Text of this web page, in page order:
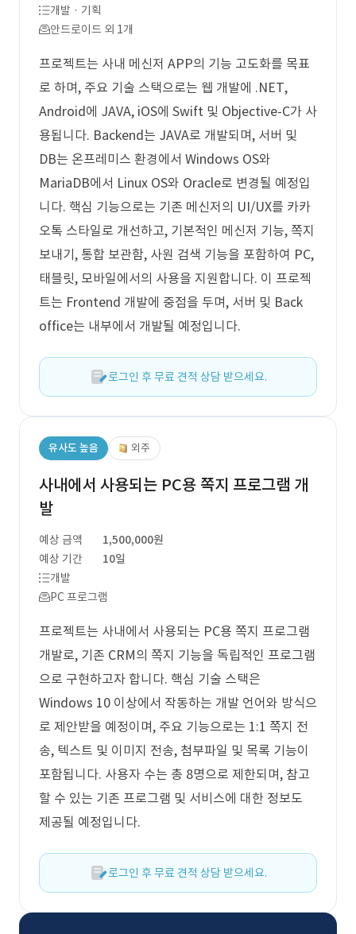
개발 · 기획
안드로이드 외 1개
프로젝트는 사내 메신저 APP의 기능 고도화를 목표
로 하며, 주요 기술 스택으로는 웹 개발에 .NET,
Android에 JAVA, iOS에 Swift 및 Objective-C가 사
용됩니다. Backend는 JAVA로 개발되며, 서버 및
DB는 온프레미스 환경에서 Windows OS와
MariaDB에서 Linux OS와 Oracle로 변경될 예정입
니다. 핵심 기능으로는 기존 메신저의 UI/UX를 카카
오톡 스타일로 개선하고, 기본적인 메신저 기능, 쪽지
보내기, 통합 보관함, 사원 검색 기능을 포함하여 PC,
태블릿, 모바일에서의 사용을 지원합니다. 이 프로젝
트는 Frontend 개발에 중점을 두며, 서버 및 Back
office는 내부에서 개발될 예정입니다.
로그인 후 무료 견적 상담 받으세요.
유사도 높음 외주
사내에서 사용되는 PC용 쪽지 프로그램 개
발
예상 금액
1,500,000원
예상 기간
10일
개발
PC 프로그램
프로젝트는 사내에서 사용되는 PC용 쪽지 프로그램
개발로, 기존 CRM의 쪽지 기능을 독립적인 프로그램
으로 구현하고자 합니다. 핵심 기술 스택은
Windows 10 이상에서 작동하는 개발 언어와 방식으
로 제안받을 예정이며, 주요 기능으로는 1:1 쪽지 전
송, 텍스트 및 이미지 전송, 첨부파일 및 목록 기능이
포함됩니다. 사용자 수는 총 8명으로 제한되며, 참고
할 수 있는 기존 프로그램 및 서비스에 대한 정보도
제공될 예정입니다.
로그인 후 무료 견적 상담 받으세요.